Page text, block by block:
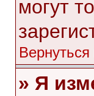
могут
» Я